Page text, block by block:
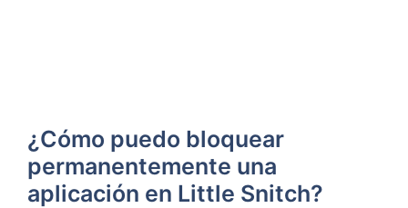
¿Cómo puedo bloquear
permanentemente una
aplicación en Little Snitch?